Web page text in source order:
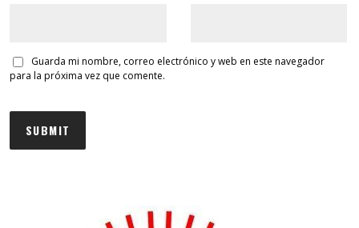
Guarda mi nombre, correo electrónico y web en este navegador
para la próxima vez que comente.